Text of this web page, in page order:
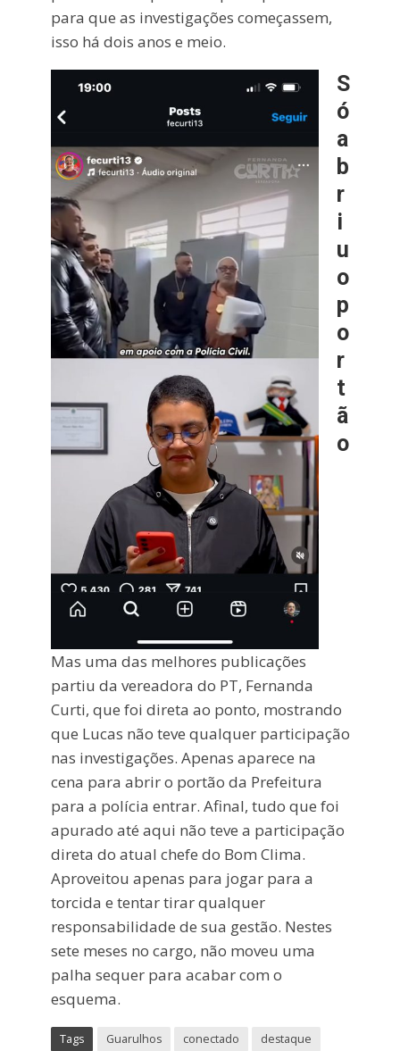
para que as investigações começassem,
isso há dois anos e meio.
S
ó
a
b
r
i
u
o
p
o
r
t
ã
o
Mas uma das melhores publicações
partiu da vereadora do PT, Fernanda
Curti, que foi direta ao ponto, mostrando
que Lucas não teve qualquer participação
nas investigações. Apenas aparece na
cena para abrir o portão da Prefeitura
para a polícia entrar. Afinal, tudo que foi
apurado até aqui não teve a participação
direta do atual chefe do Bom Clima.
Aproveitou apenas para jogar para a
torcida e tentar tirar qualquer
responsabilidade de sua gestão. Nestes
sete meses no cargo, não moveu uma
palha sequer para acabar com o
esquema.
Tags Guarulhos conectado destaque